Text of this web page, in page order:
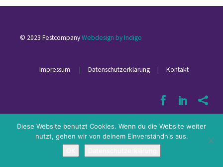
© 2023 FestcompanyWebdesign by Indigo
Impressum | Datenschutzerklärung | Kontakt
Diese Website benutzt Cookies. Wenn du die Website weiter
nutzt, gehen wir von deinem Einverständnis aus.